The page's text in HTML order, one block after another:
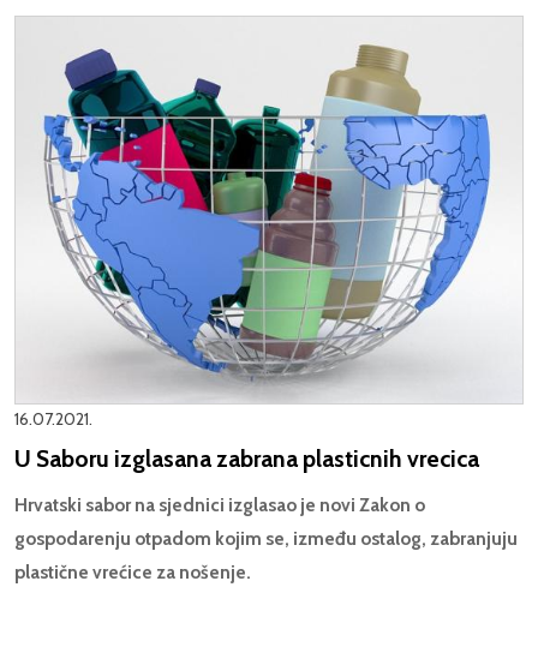
16.07.2021.
U Saboru izglasana zabrana plasticnih vrecica
Hrvatski sabor na sjednici izglasao je novi Zakon o
gospodarenju otpadom kojim se, između ostalog, zabranjuju
plastične vrećice za nošenje.